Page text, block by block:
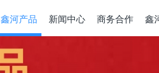
鑫河产品 新闻中心 商务合作 鑫